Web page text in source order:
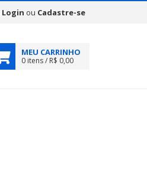
Login ou Cadastre-se
MEU CARRINHO
0 itens / R$ 0,00